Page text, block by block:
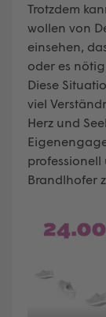
Trotzdem
wollen von
einsehen,
oder es
Diese
viel
Herz und
professionell
Brandlhofer